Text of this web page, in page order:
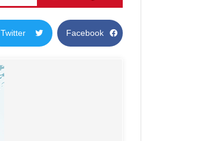
Facebook
Twitter